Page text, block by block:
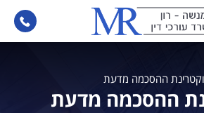
ההסכמה מדעת
ההסכמה מדעת